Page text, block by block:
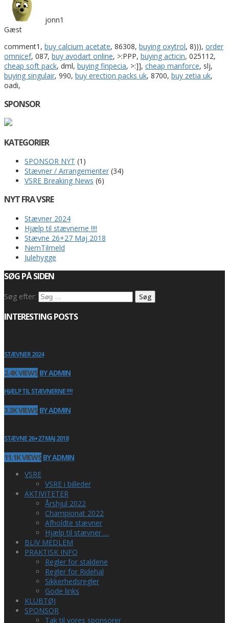
jonn1
Gæst
comment1, buy calcium acetate, 86308, buying oxytrol, 8))), order
omnicef, 087, buy avodart online, >:PPP, buying acticin, 025112,
cheap soft pack, dml, buying finpecia, >:]], cheap manforce, slj,
buying singulair, 990, buy erection packs uk, 8700, buy zetia uk,
oadi,
SPONSOR
KATEGORIER
SPONSOR NYT (1)
Stævner / Arrangementer (34)
VSRE Breaking News (6)
NYT FRA VSRE
Stævner 2024
Hjælp til stævnerne !!!!
Stævne 26+27 Maj 2018
NemTilmeld
Julehygge
SØG PÅ SIDEN
Søg efter:
INTERESTING POSTS
STÆVNER 2024
2.4K VIEWS BY ADMIN
HJÆLP TIL STÆVNERNE !!!!
3.3K VIEWS BY ADMIN
STÆVNE 26+27 MAJ 2018
11.1K VIEWS BY ADMIN
VSRE
VSRE i billeder
AKTIVITETER
Årshjul 2022
Championat 2022
Afholdte stævner
Hjælp til stævner …
BLIV MEDLEM
PRAKTISK INFO
Regler for staldene
Regler for Ridehal
Sikkerhedsregler
Gode links
KLUBTØJ
SPONSOR
Tak til vores sponsorer